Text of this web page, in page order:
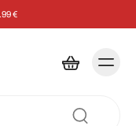
€